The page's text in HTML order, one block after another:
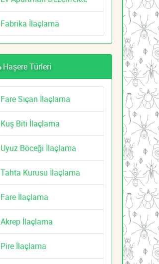
Fabrika İlaçlama
Haşere Türleri
Fare Sıçan İlaçlama
Kuş Biti İlaçlama
Uyuz Böceği İlaçlama
Tahta Kurusu İlaçlama
Fare İlaçlama
Akrep İlaçlama
Pire İlaçlama